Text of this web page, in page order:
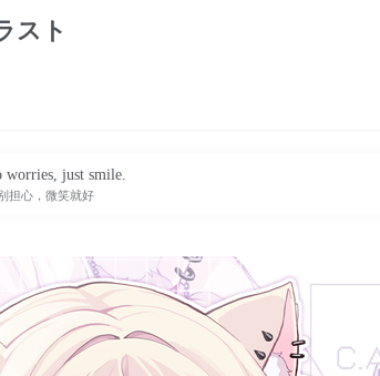
スト
worries, just smile.
担心，微笑就好